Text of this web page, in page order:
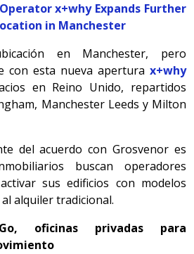
x+why Expands Further
in Manchester
en Manchester, pero
con esta nueva apertura x+why
en Reino Unido, repartidos
Manchester Leeds y Milton
del acuerdo con Grosvenor es
buscan operadores
sus edificios con modelos
alquiler tradicional.
oficinas privadas para